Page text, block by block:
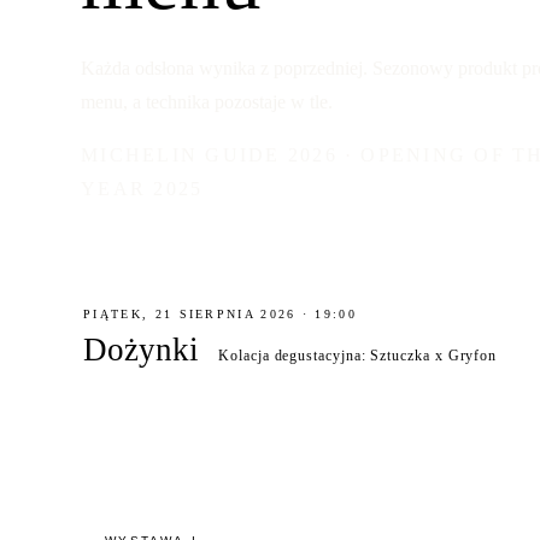
PIĄTEK, 21 SIERPNIA 2026 · 19:00
Dożynki Kolacja degustacyjna: Sztuczka x Gryfon